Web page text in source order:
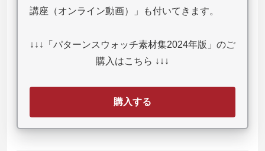
講座（オンライン動画）」も付いてきます。
↓↓↓「パターンスウォッチ素材集2024年版」のご
購入はこちら ↓↓↓
購入する